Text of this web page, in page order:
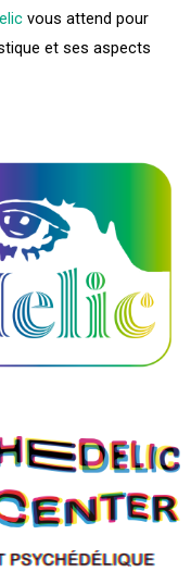
vous attend pour
et ses aspects